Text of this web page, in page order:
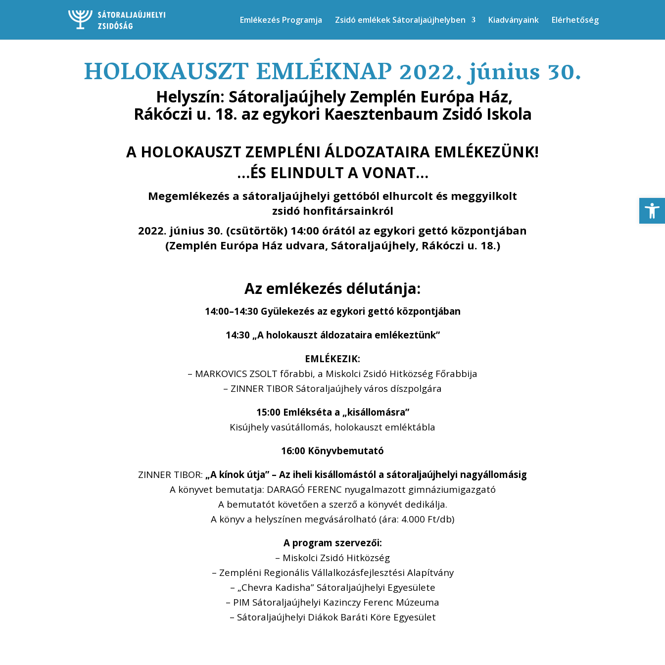
Emlékezés Programja Zsidó emlékek Sátoraljaújhelyben Kiadványaink Elérhetőség
HOLOKAUSZT EMLÉKNAP 2022. június 30.
Helyszín: Sátoraljaújhely Zemplén Európa Ház,
Rákóczi u. 18. az egykori Kaesztenbaum Zsidó Iskola
A HOLOKAUSZT ZEMPLÉNI ÁLDOZATAIRA EMLÉKEZÜNK!
…ÉS ELINDULT A VONAT…
Megemlékezés a sátoraljaújhelyi gettóból elhurcolt és meggyilkolt
zsidó honfitársainkról
2022. június 30. (csütörtök) 14:00 órától az egykori gettó központjában
(Zemplén Európa Ház udvara, Sátoraljaújhely, Rákóczi u. 18.)
Az emlékezés délutánja:
14:00–14:30 Gyülekezés az egykori gettó központjában
14:30 „A holokauszt áldozataira emlékeztünk”
EMLÉKEZIK:
– MARKOVICS ZSOLT főrabbi, a Miskolci Zsidó Hitközség Főrabbija
– ZINNER TIBOR Sátoraljaújhely város díszpolgára
15:00 Emlékséta a „kisállomásra”
Kisújhely vasútállomás, holokauszt emléktábla
16:00 Könyvbemutató
ZINNER TIBOR: „A kínok útja” – Az iheli kisállomástól a sátoraljaújhelyi nagyállomásig
A könyvet bemutatja: DARAGÓ FERENC nyugalmazott gimnáziumigazgató
A bemutatót követően a szerző a könyvét dedikálja.
A könyv a helyszínen megvásárolható (ára: 4.000 Ft/db)
A program szervezői:
– Miskolci Zsidó Hitközség
– Zempléni Regionális Vállalkozásfejlesztési Alapítvány
– „Chevra Kadisha” Sátoraljaújhelyi Egyesülete
– PIM Sátoraljaújhelyi Kazinczy Ferenc Múzeuma
– Sátoraljaújhelyi Diákok Baráti Köre Egyesület